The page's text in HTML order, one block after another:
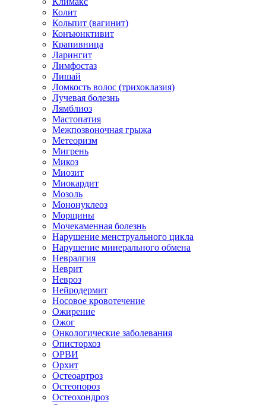
Колит
Кольпит (вагинит)
Конъюнктивит
Крапивница
Ларингит
Лимфостаз
Лишай
Ломкость волос (трихоклазия)
Лучевая болезнь
Лямблиоз
Мастопатия
Межпозвоночная грыжа
Метеоризм
Мигрень
Микоз
Миозит
Миокардит
Мозоль
Мононуклеоз
Морщины
Мочекаменная болезнь
Нарушение менструального цикла
Нарушение минерального обмена
Невралгия
Неврит
Невроз
Нейродермит
Носовое кровотечение
Ожирение
Ожог
Онкологические заболевания
Описторхоз
ОРВИ
Орхит
Остеоартроз
Остеопороз
Остеохондроз